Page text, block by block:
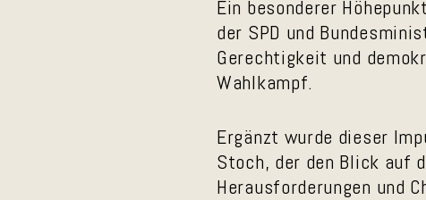
Ein besonderer
der SPD und
Gerechtigkeit und
Wahlkampf.
Ergänzt wurde dieser
Stoch, der den Blick auf
Herausforderungen und